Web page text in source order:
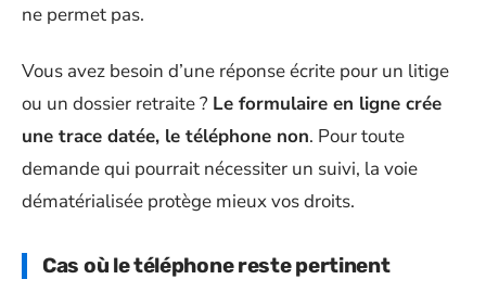
ne permet pas.
Vous avez besoin d’une réponse écrite pour un litige
ou un dossier retraite ? Le formulaire en ligne crée
une trace datée, le téléphone non. Pour toute
demande qui pourrait nécessiter un suivi, la voie
dématérialisée protège mieux vos droits.
Cas où le téléphone reste pertinent